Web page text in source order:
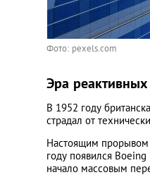
Фото: pexels.com
Эра
В 1952 году
страдал от
Настоящим прорывом
году появился
начало массовым